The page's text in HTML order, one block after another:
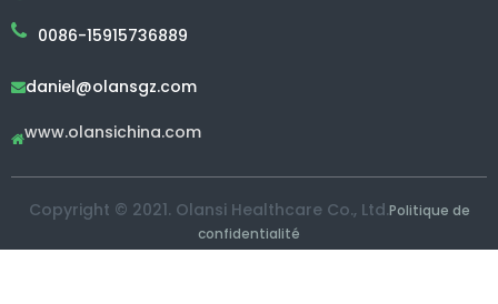
0086-15915736889
daniel@olansgz.com
www.olansichina.com
Copyright © 2021. Olansi Healthcare Co., Ltd.Politique de
confidentialité